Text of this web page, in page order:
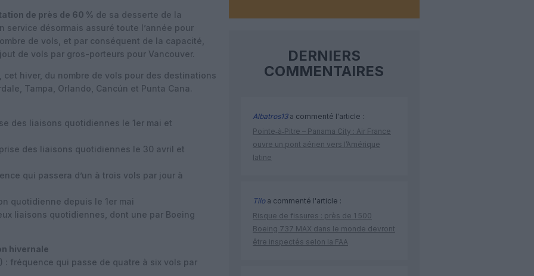
de près de 60 % de sa desserte de la
service désormais assuré toute l’année pour
de vols, et par conséquent de la capacité,
de vols par gros-porteurs pour Vancouver.
hiver, du nombre de vols pour des destinations
Tampa, Orlando, Cancún et Punta Cana.
des liaisons quotidiennes le 1er mai et
des liaisons quotidiennes le 30 avril et
qui passera d’un à trois vols par jour à
quotidienne depuis le 1er mai
liaisons quotidiennes, dont une par Boeing
hivernale
: fréquence qui passe de quatre à six vols par
DERNIERS
COMMENTAIRES
Albatros13a commenté l'article :
Pointe‑à‑Pitre – Panama City : Air France
ouvre un pont aérien vers l’Amérique
latine
Tiloa commenté l'article :
Risque de fissures : près de 1 500
Boeing 737 MAX dans le monde devront
être inspectés selon la FAA